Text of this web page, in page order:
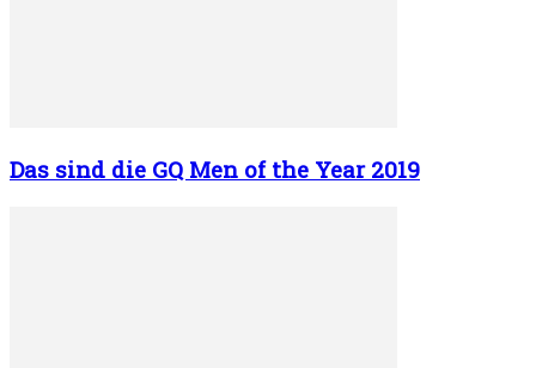
Das sind die GQ Men of the Year 2019